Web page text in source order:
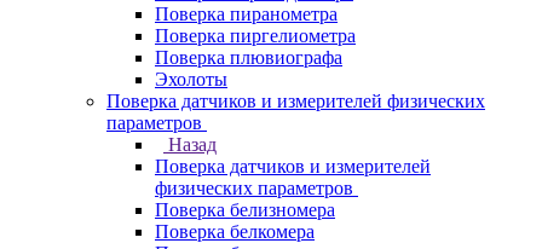
Поверка пиранометра
Поверка пиргелиометра
Поверка плювиографа
Эхолоты
Поверка датчиков и измерителей физических
параметров
Назад
Поверка датчиков и измерителей
физических параметров
Поверка белизномера
Поверка белкомера